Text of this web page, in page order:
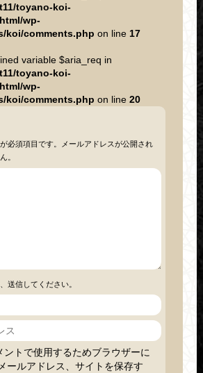
toyano-koi-
wp-
koi/comments.php on line 17
variable $aria_req in
toyano-koi-
wp-
koi/comments.php on line 20
必須項目です。メールアドレスが公開され
。
送信してください。
ントで使用するためブラウザーに
ールアドレス、サイトを保存す